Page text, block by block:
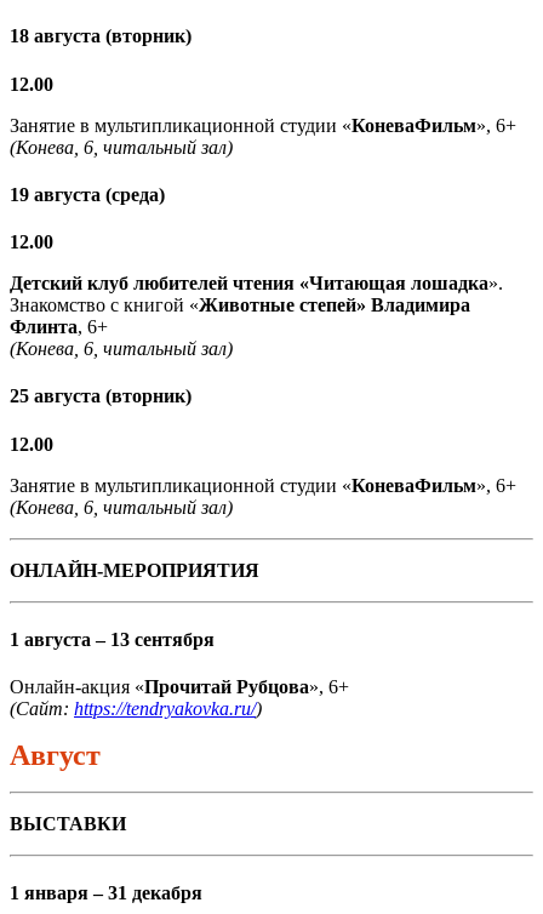
18 августа (вторник)
12.00
Занятие в мультипликационной студии «КоневаФильм», 6+
(Конева, 6, читальный зал)
19 августа (среда)
12.00
Детский клуб любителей чтения «Читающая лошадка».
Знакомство с книгой «Животные степей» Владимира
Флинта, 6+
(Конева, 6, читальный зал)
25 августа (вторник)
12.00
Занятие в мультипликационной студии «КоневаФильм», 6+
(Конева, 6, читальный зал)
ОНЛАЙН-МЕРОПРИЯТИЯ
1 августа – 13 сентября
Онлайн-акция «Прочитай Рубцова», 6+
(Сайт: https://tendryakovka.ru/)
Август
ВЫСТАВКИ
1 января – 31 декабря